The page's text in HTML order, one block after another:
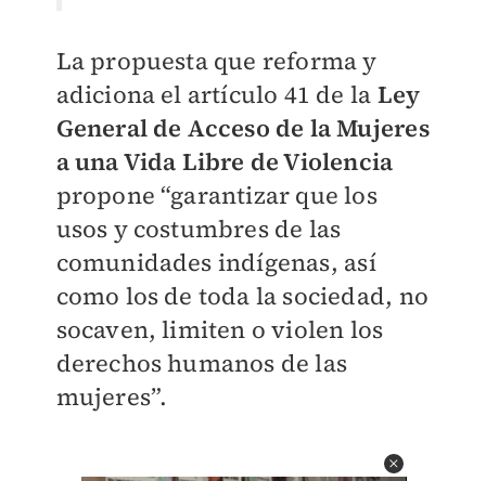
La propuesta que reforma y
adiciona el artículo 41 de la Ley
General de Acceso de la Mujeres
a una Vida Libre de Violencia
propone “garantizar que los
usos y costumbres de las
comunidades indígenas, así
como los de toda la sociedad, no
socaven, limiten o violen los
derechos humanos de las
mujeres”.